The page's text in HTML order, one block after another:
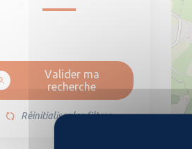
Valider ma
recherche
Réinitialiser les filtres